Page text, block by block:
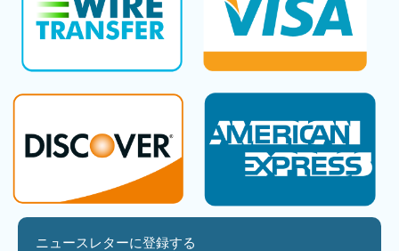
ニュースレターに登録する